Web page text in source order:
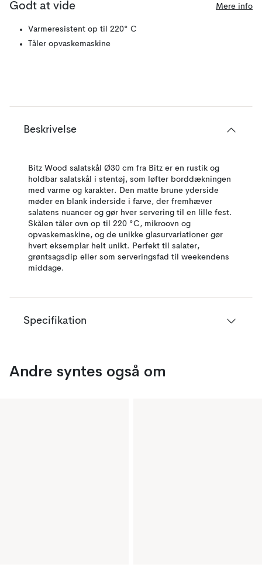
Godt at vide Mere info
Varmeresistent op til 220° C
Tåler opvaskemaskine
Beskrivelse
Bitz Wood salatskål Ø30 cm fra Bitz er en rustik og
holdbar salatskål i stentøj, som løfter borddækningen
med varme og karakter. Den matte brune yderside
møder en blank inderside i farve, der fremhæver
salatens nuancer og gør hver servering til en lille fest.
Skålen tåler ovn op til 220 °C, mikroovn og
opvaskemaskine, og de unikke glasurvariationer gør
hvert eksemplar helt unikt. Perfekt til salater,
grøntsagsdip eller som serveringsfad til weekendens
middage.
Specifikation
Andre syntes også om